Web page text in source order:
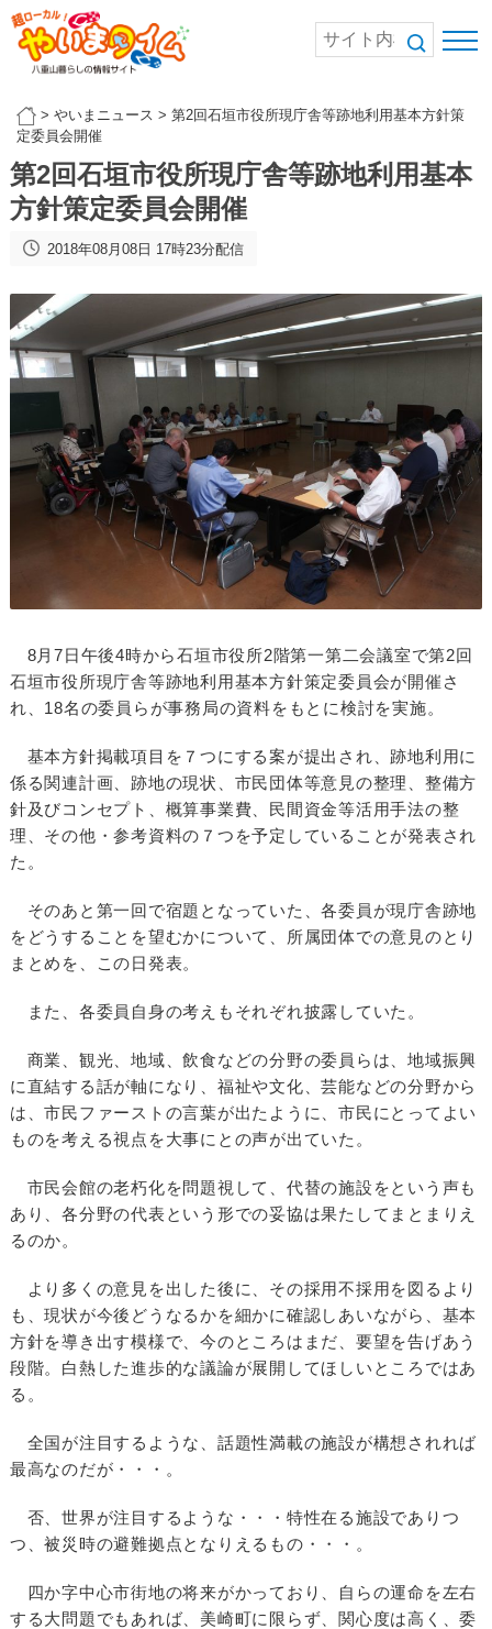
> やいまニュース > 第2回石垣市役所現庁舎等跡地利用基本方針策
定委員会開催
第2回石垣市役所現庁舎等跡地利用基本
方針策定委員会開催
2018年08月08日 17時23分配信
8月7日午後4時から石垣市役所2階第一第二会議室で第2回
石垣市役所現庁舎等跡地利用基本方針策定委員会が開催さ
れ、18名の委員らが事務局の資料をもとに検討を実施。
基本方針掲載項目を７つにする案が提出され、跡地利用に
係る関連計画、跡地の現状、市民団体等意見の整理、整備方
針及びコンセプト、概算事業費、民間資金等活用手法の整
理、その他・参考資料の７つを予定していることが発表され
た。
そのあと第一回で宿題となっていた、各委員が現庁舎跡地
をどうすることを望むかについて、所属団体での意見のとり
まとめを、この日発表。
また、各委員自身の考えもそれぞれ披露していた。
商業、観光、地域、飲食などの分野の委員らは、地域振興
に直結する話が軸になり、福祉や文化、芸能などの分野から
は、市民ファーストの言葉が出たように、市民にとってよい
ものを考える視点を大事にとの声が出ていた。
市民会館の老朽化を問題視して、代替の施設をという声も
あり、各分野の代表という形での妥協は果たしてまとまりえ
るのか。
より多くの意見を出した後に、その採用不採用を図るより
も、現状が今後どうなるかを細かに確認しあいながら、基本
方針を導き出す模様で、今のところはまだ、要望を告げあう
段階。白熱した進歩的な議論が展開してほしいところではあ
る。
全国が注目するような、話題性満載の施設が構想されれば
最高なのだが・・・。
否、世界が注目するような・・・特性在る施設でありつ
つ、被災時の避難拠点となりえるもの・・・。
四か字中心市街地の将来がかっており、自らの運命を左右
する大問題でもあれば、美崎町に限らず、関心度は高く、委